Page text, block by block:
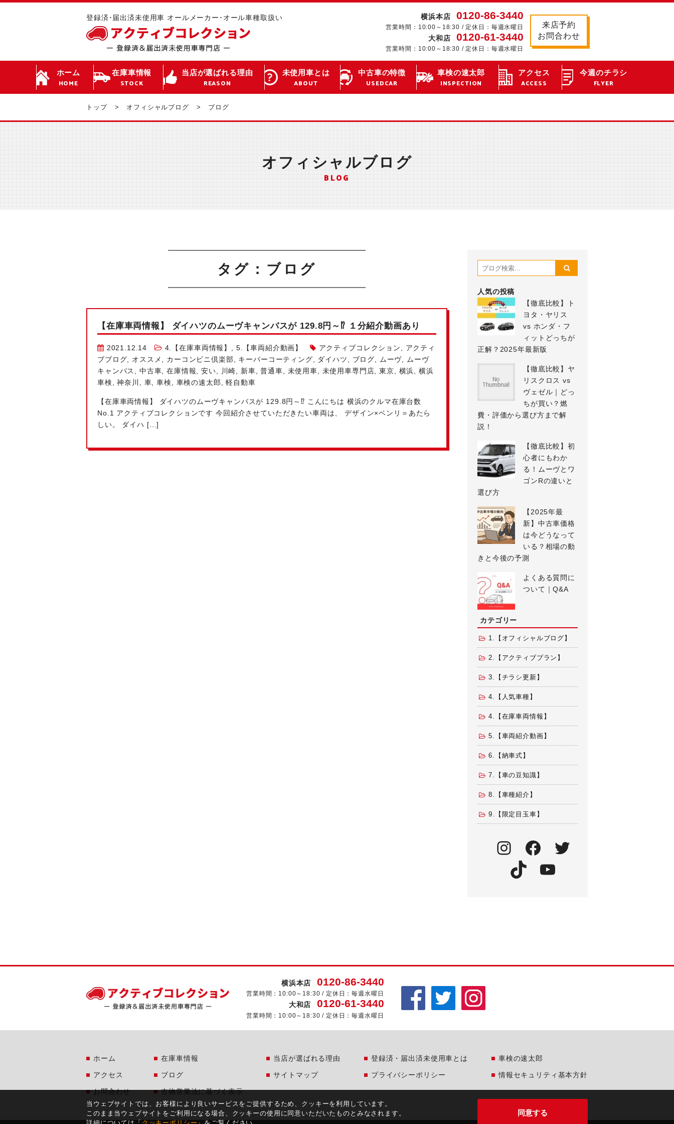
登録済･届出済未使用車 オールメーカー･オール車種取扱い 横浜本店 0120-86-3440
営業時間：10:00～18:30 / 定休日：毎週水曜日
大和店 0120-61-3440
営業時間：10:00～18:30 / 定休日：毎週水曜日
来店予約
お問合わせ
ホーム
HOME
在庫車情報
STOCK
当店が選ばれる理由
REASON
未使用車とは
ABOUT
中古車の特徴
USEDCAR
車検の速太郎
INSPECTION
アクセス
ACCESS
今週のチラシ
FLYER
トップ オフィシャルブログ ブログ
オフィシャルブログ
BLOG
タグ：ブログ
【在庫車両情報】 ダイハツのムーヴキャンバスが 129.8円～⁉ １分紹介動画あり
2021.12.14 4.【在庫車両情報】 , 5.【車両紹介動画】 アクティブコレクション, アクティ
ブブログ, オススメ, カーコンビニ倶楽部, キーパーコーティング, ダイハツ, ブログ, ムーヴ, ムーヴ
キャンバス , 中古車,在庫情報,安い, 川崎, 新車,普通車, 未使用車, 未使用車専門店,東京, 横浜, 横浜
車検,神奈川 , 車,車検, 車検の速太郎,軽自動車
【在庫車両情報】 ダイハツのムーヴキャンバスが 129.8円～⁉ こんにちは 横浜のクルマ在庫台数
No.1 アクティブコレクションです 今回紹介させていただきたい車両は、 デザイン×ベンリ＝あたら
しい。 ダイハ […]
人気の投稿
【徹底比較】ト
ヨタ・ヤリス
vs ホンダ・フ
ィットどっちが
正解？2025年最新版
【徹底比較】ヤ
リスクロス vs
ヴェゼル｜どっ
ちが買い？燃
費・評価から選び方まで解
説！
【徹底比較】初
心者にもわか
る！ムーヴとワ
ゴンRの違いと
選び方
【2025年最
新】中古車価格
は今どうなって
いる？相場の動
きと今後の予測
よくある質問に
ついて｜Q&A
カテゴリー
1.【オフィシャルブログ】
2.【アクティブプラン】
3.【チラシ更新】
4.【人気車種】
4.【在庫車両情報】
5.【車両紹介動画】
6.【納車式】
7.【車の豆知識】
8.【車種紹介】
9.【限定目玉車】
Instagram
Facebook
TikTokYouTube
横浜本店 0120-86-3440
営業時間：10:00～18:30 / 定休日：毎週水曜日
大和店 0120-61-3440
営業時間：10:00～18:30 / 定休日：毎週水曜日
ホーム
アクセス
お問合わせ
在庫車情報
ブログ
古物営業法に基づく表示
当店が選ばれる理由
サイトマップ
登録済・届出済未使用車とは
プライバシーポリシー
車検の速太郎
情報セキュリティ基本方針
当ウェブサイトでは、お客様により良いサービスをご提供するため、クッキーを利用しています。
このまま当ウェブサイトをご利用になる場合、クッキーの使用に同意いただいたものとみなされます。
同意する